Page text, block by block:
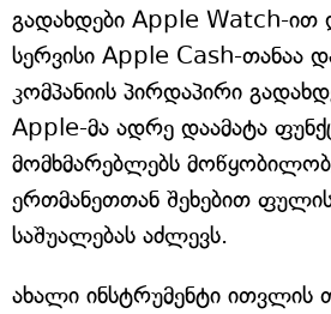
გადახდები Apple Watch-ით
სერვისი Apple Cash-თანაა
კომპანიის პირდაპირი
Apple-მა ადრე დაამატა
მომხმარებლებს
ერთმანეთთან შეხებით
საშუალებას აძლევს.
ახალი ინსტრუმენტი